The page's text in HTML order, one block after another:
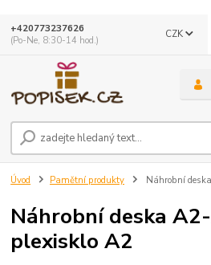
CZK
+420773237626
(Po-Ne, 8:30-14 hod.)
Úvod Pamětní produkty Náhrobní
Náhrobní deska
plexisklo A2